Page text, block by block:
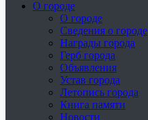
О городе
О городе
Сведения о городе
Награды города
Герб города
Объявления
Устав города
Летопись города
Книга памяти
Новости